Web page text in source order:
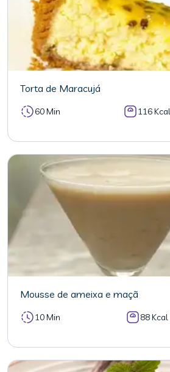
Torta de Maracujá
60 Min 116 Kcal
Mousse de ameixa e maçã
10 Min 88 Kcal